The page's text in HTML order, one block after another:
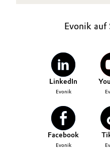
Plastics & Rubber
Pulp, Paper &
Textiles, Leather &
Evonik auf
LinkedIn
Evonik
Facebook
Evonik